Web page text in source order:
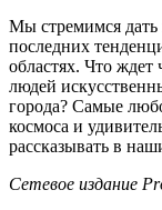
Мы стремимся
последних
областях. Что ждет
людей
города? Самые
космоса и
рассказывать в
Сетевое издание